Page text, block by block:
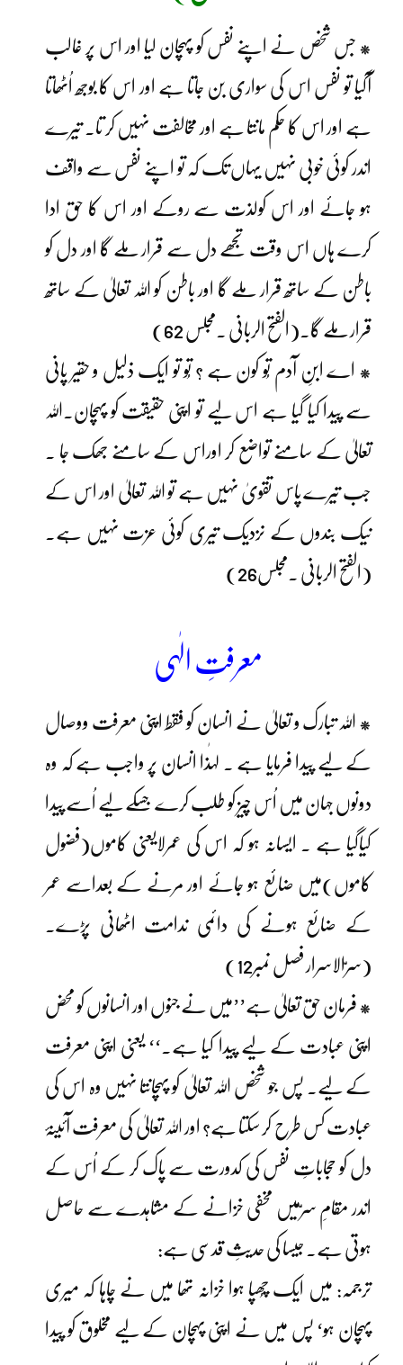
* جس شخص نے اپنے نفس کو پہچان لیا اور اس پر غالب
آگیا تو نفس اس کی سواری بن جاتا ہے اور اس کا بوجھ اُٹھاتا
ہے اور اس کا حکم مانتا ہے اور مخالفت نہیں کر تا۔ تیرے
اندر کوئی خوبی نہیں یہاں تک کہ تو اپنے نفس سے واقف
ہو جائے اور اس کولذت سے روکے اور اس کا حق ادا
کرے ہاں اس وقت تجھے دل سے قرار ملے گا اور دل کو
باطن کے ساتھ قرار ملے گا اور باطن کو اللہ تعالیٰ کے ساتھ
قرار ملے گا۔(الفتح الربانی ۔مجلس 62)
* اے ابنِ آدم تُو کون ہے ؟ تُو تو ایک ذلیل و حقیر پانی
سے پیدا کیا گیا ہے اس لیے تو اپنی حقیقت کو پہچان۔اللہ
تعالیٰ کے سامنے تواضع کر اوراس کے سامنے جھک جا ۔
جب تیرے پاس تقویٰ نہیں ہے تو اللہ تعالیٰ اور اس کے
نیک بندوں کے نزدیک تیری کوئی عزت نہیں ہے۔
(الفتح الربانی ۔مجلس26)
معرفتِ الٰہی
* اللہ تبارک و تعالیٰ نے انسان کو فقط اپنی معرفت ووصال
کے لیے پیدا فرمایا ہے ۔ لہٰذا انسان پر واجب ہے کہ وہ
دونوں جہان میں اُس چیز کو طلب کرے جسکے لیے اُسے پیدا
کیاگیا ہے ۔ ایسانہ ہو کہ اس کی عمرلایعنی کاموں(فضول
کاموں)میں ضائع ہو جائے اور مرنے کے بعداسے عمر
کے ضائع ہونے کی دائمی ندامت اٹھانی پڑے۔
(سرّالاسرار فصل نمبر12)
* فرمان حق تعالیٰ ہے’’میں نے جنوں اور انسانوں کو محض
اپنی عبادت کے لیے پیدا کیا ہے۔‘‘ یعنی اپنی معرفت
کے لیے۔ پس جو شخص اللہ تعالیٰ کو پہچانتا نہیں وہ اس کی
عبادت کس طرح کر سکتا ہے؟ اور اللہ تعالیٰ کی معرفت آئینۂ
دل کو حجاباتِ نفس کی کدورت سے پاک کر کے اُس کے
اندر مقامِ سرّمیں مخفی خزانے کے مشاہدے سے حاصل
ہوتی ہے۔ جیسا کی حدیثِ قدسی ہے:
ترجمہ: میں ایک چُھپا ہوا خزانہ تھا میں نے چاہا کہ میری
پہچان ہو‘ پس میں نے اپنی پہچان کے لیے مخلوق کو پیدا